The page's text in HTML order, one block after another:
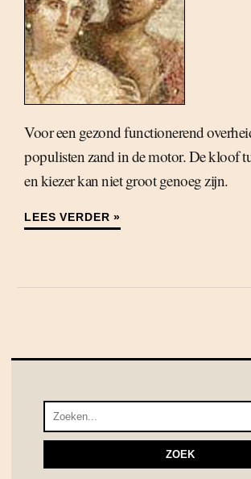
Voor een gezond functionerend
populisten zand in de motor. De kloof
en kiezer kan niet groot genoeg zijn.
LEES VERDER »